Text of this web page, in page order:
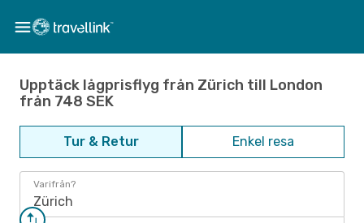
Upptäck lågprisflyg från Zürich till London
från 748 SEK
Tur & Retur Enkel resa
Varifrån?
Zürich